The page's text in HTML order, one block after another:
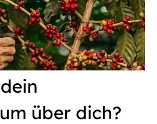
über dich?